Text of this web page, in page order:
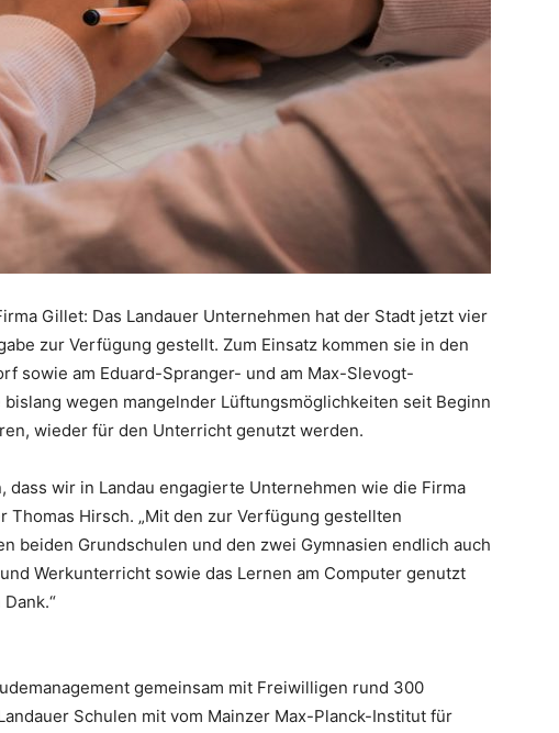
Gillet: Das Landauer Unternehmen hat der Stadt jetzt vier
zur Verfügung gestellt. Zum Einsatz kommen sie in den
sowie am Eduard-Spranger- und am Max-Slevogt-
bislang wegen mangelnder Lüftungsmöglichkeiten seit Beginn
wieder für den Unterricht genutzt werden.
dass wir in Landau engagierte Unternehmen wie die Firma
Thomas Hirsch. „Mit den zur Verfügung gestellten
beiden Grundschulen und den zwei Gymnasien endlich auch
Werkunterricht sowie das Lernen am Computer genutzt
gemeinsam mit Freiwilligen rund 300
Schulen mit vom Mainzer Max-Planck-Institut für